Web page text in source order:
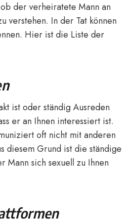
der verheiratete Mann an
verstehen. In der Tat können
Hier ist die Liste der
ist oder ständig Ausreden
er an Ihnen interessiert ist.
oft nicht mit anderen
diesem Grund ist die ständige
Mann sich sexuell zu Ihnen